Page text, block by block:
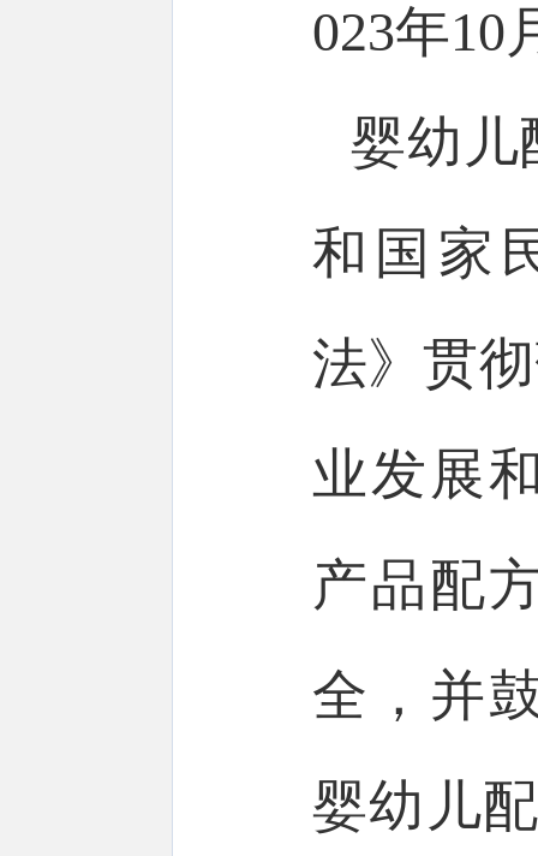
023年10
婴幼儿
和国家
法》贯
业发展
产品配
全，并
婴幼儿